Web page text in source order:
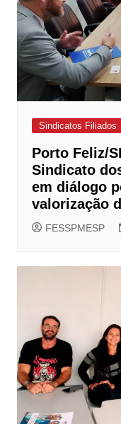
Sindicatos Filiados
Porto Feliz/
Sindicato
em diálogo
valorização
FESSPMESP